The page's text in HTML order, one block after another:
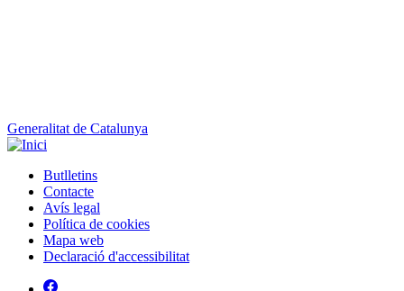
Generalitat de Catalunya
Peu
Butlletins
Contacte
Avís legal
Política de cookies
Mapa web
Declaració d'accessibilitat